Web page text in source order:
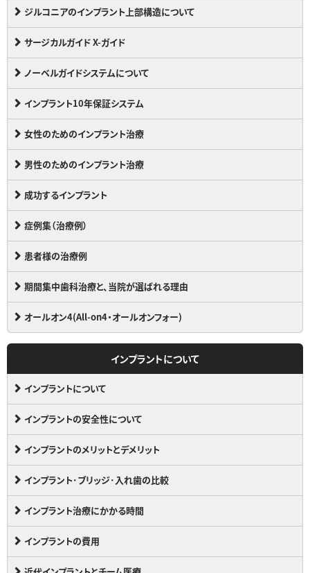
ジルコニアのインプラント上部構造について
サージカルガイド X-ガイド
ノーベルガイドシステムについて
インプラント10年保証システム
女性のためのインプラント治療
男性のためのインプラント治療
成功するインプラント
症例集（治療例）
患者様の治療例
期間集中歯科治療と、当院が選ばれる理由
オールオン4(All-on4・オールオンフォー)
インプラントについて
インプラントについて
インプラントの安全性について
インプラントのメリットとデメリット
インプラント･ブリッジ･入れ歯の比較
インプラント治療にかかる時間
インプラントの費用